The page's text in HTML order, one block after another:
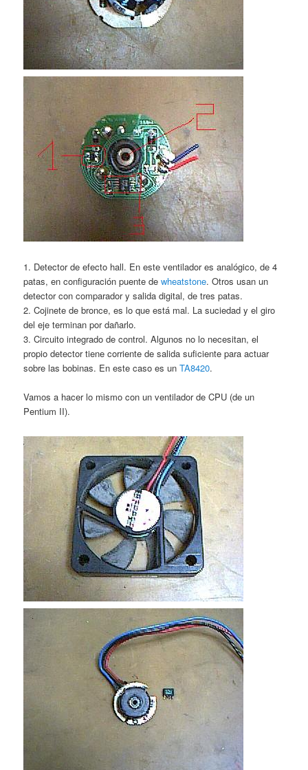
1. Detector de efecto hall. En este ventilador es analógico, de 4
patas, en configuración puente dewheatstone. Otros usan un
detector con comparador y salida digital, de tres patas.
2. Cojinete de bronce, es lo que está mal. La suciedad y el giro
del eje terminan por dañarlo.
3. Circuito integrado de control. Algunos no lo necesitan, el
propio detector tiene corriente de salida suficiente para actuar
sobre las bobinas. En este caso es unTA8420.
Vamos a hacer lo mismo con un ventilador de CPU (de un
Pentium II).